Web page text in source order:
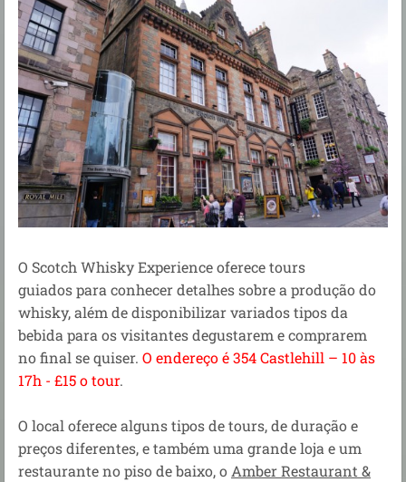
O Scotch Whisky Experience oferece tours
guiados para conhecer detalhes sobre a produção do
whisky, além de disponibilizar variados tipos da
bebida para os visitantes degustarem e comprarem
no final se quiser. O endereço é 354 Castlehill – 10 às
17h - £15 o tour.
O local oferece alguns tipos de tours, de duração e
preços diferentes, e também uma grande loja e um
restaurante no piso de baixo, o Amber Restaurant &